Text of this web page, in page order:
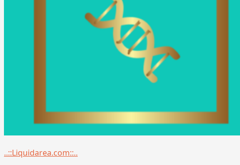
Menu
..::Liquidarea.com::..